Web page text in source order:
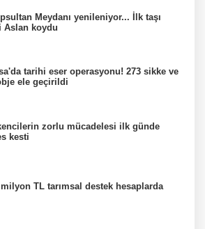
Meydanı yenileniyor... İlk taşı
Aslan koydu
tarihi eser operasyonu! 273 sikke ve
ele geçirildi
zorlu mücadelesi ilk günde
kesti
TL tarımsal destek hesaplarda